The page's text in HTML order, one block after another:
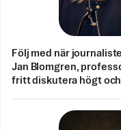
Följ med när
Jan Blomgren,
fritt diskutera högt